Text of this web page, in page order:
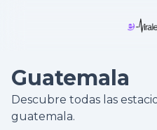
Guatemala
Descubre todas las
guatemala.